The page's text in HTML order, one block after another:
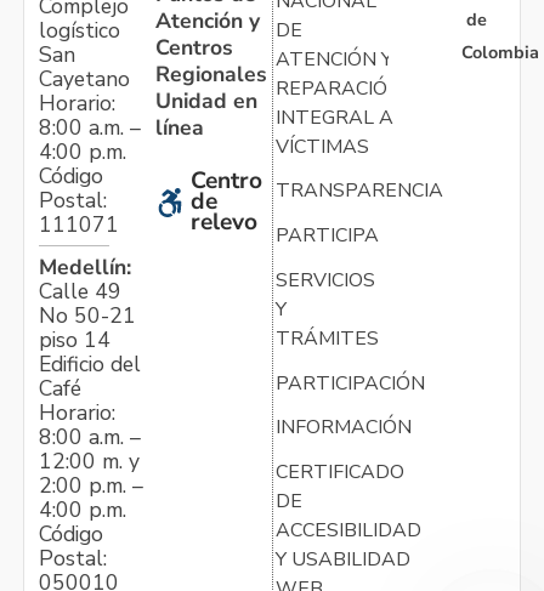
Complejo
logístico
San
Cayetano
Horario:
8:00 a.m. –
4:00 p.m.
Código
Postal:
111071
Medellín:
Calle 49
No 50-21
piso 14
Edificio del
Café
Horario:
8:00 a.m. –
12:00 m. y
2:00 p.m. –
4:00 p.m.
Código
Postal:
050010
Atención y
Centros
Regionales
Unidad en
línea
Centro
de
relevo
DE
ATENCIÓN Y
REPARACIÓN
INTEGRAL A
VÍCTIMAS
TRANSPARENCIA
PARTICIPA
SERVICIOS
Y
TRÁMITES
PARTICIPACIÓN
INFORMACIÓN
CERTIFICADO
DE
ACCESIBILIDAD
Y USABILIDAD
de
Colombia